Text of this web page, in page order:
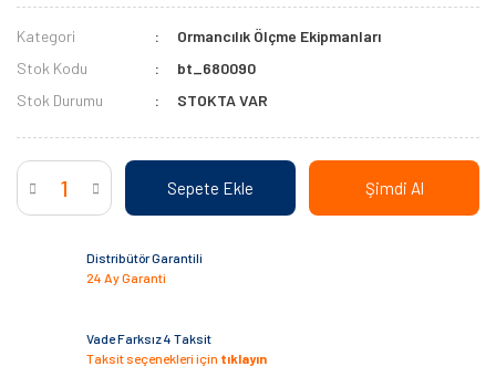
Kategori
Ormancılık Ölçme Ekipmanları
Stok Kodu
bt_680090
Stok Durumu
STOKTA VAR
Sepete Ekle Şimdi Al
Distribütör Garantili
24 Ay Garanti
Vade Farksız 4 Taksit
Taksit seçenekleri için tıklayın